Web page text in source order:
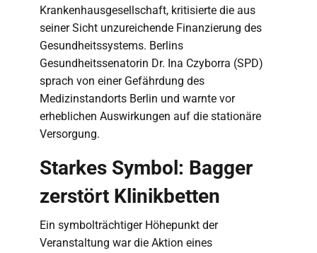
Krankenhausgesellschaft, kritisierte die aus
seiner Sicht unzureichende Finanzierung des
Gesundheitssystems. Berlins
Gesundheitssenatorin Dr. Ina Czyborra (SPD)
sprach von einer Gefährdung des
Medizinstandorts Berlin und warnte vor
erheblichen Auswirkungen auf die stationäre
Versorgung.
Starkes Symbol: Bagger
zerstört Klinikbetten
Ein symbolträchtiger Höhepunkt der
Veranstaltung war die Aktion eines